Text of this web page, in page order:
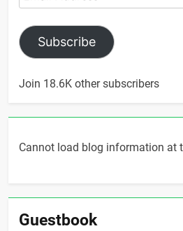
Address
Subscribe
Join 18.6K other subscribers
Cannot load blog information at
Guestbook